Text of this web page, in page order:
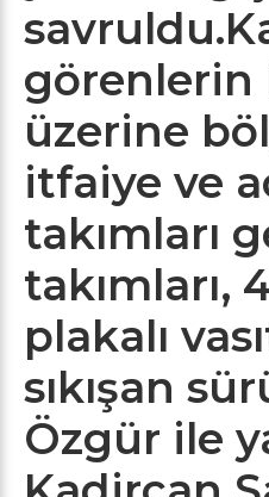
görenlerin
üzerine
itfaiye ve
takımları
takımları,
plakalı
sıkışan
Özgür ile